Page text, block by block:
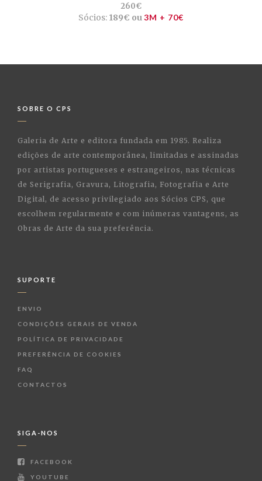
260€
Sócios: 189€ ou 3M + 70€
SOBRE O CPS
Galeria de Arte e editora fundada em 1985. Realiza
edições de arte contemporânea, limitadas e assinadas
por artistas portugueses e estrangeiros, nas técnicas
de Serigrafia, Gravura, Litografia, Fotografia e Arte
Digital, de acesso privilegiado aos Sócios CPS, que
escolhem regularmente e com inúmeras vantagens, as
Obras de Arte da sua preferência.
SUPORTE
ENVIO
CONDIÇÕES GERAIS DE VENDA
POLÍTICA DE PRIVACIDADE
PREFERÊNCIA DE COOKIES
FAQ
CONTACTOS
SIGA-NOS
FACEBOOK
YOUTUBE